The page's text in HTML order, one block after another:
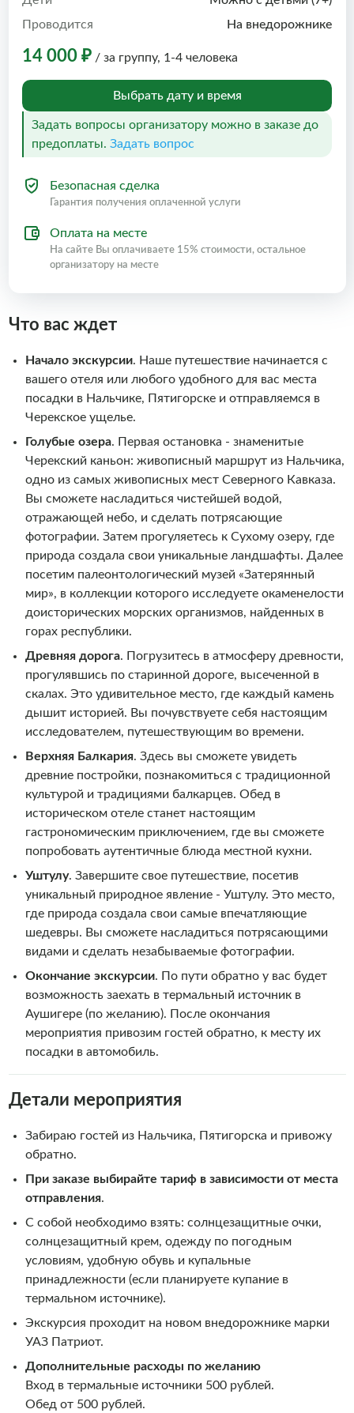
Проводится
На внедорожнике
14 000 ₽ / за группу, 1-4 человека
Выбрать дату и время
Задать вопросы организатору можно в заказе до
предоплаты. Задать вопрос
Безопасная сделка
Гарантия получения оплаченной услуги
Оплата на месте
На сайте Вы оплачиваете 15% стоимости, остальное
организатору на месте
Что вас ждет
Начало экскурсии. Наше путешествие начинается с
вашего отеля или любого удобного для вас места
посадки в Нальчике, Пятигорске и отправляемся в
Черекское ущелье.
Голубые озера. Первая остановка - знаменитые
Черекский каньон: живописный маршрут из Нальчика,
одно из самых живописных мест Северного Кавказа.
Вы сможете насладиться чистейшей водой,
отражающей небо, и сделать потрясающие
фотографии. Затем прогуляетесь к Сухому озеру, где
природа создала свои уникальные ландшафты. Далее
посетим палеонтологический музей «Затерянный
мир», в коллекции которого исследуете окаменелости
доисторических морских организмов, найденных в
горах республики.
Древняя дорога. Погрузитесь в атмосферу древности,
прогулявшись по старинной дороге, высеченной в
скалах. Это удивительное место, где каждый камень
дышит историей. Вы почувствуете себя настоящим
исследователем, путешествующим во времени.
Верхняя Балкария. Здесь вы сможете увидеть
древние постройки, познакомиться с традиционной
культурой и традициями балкарцев. Обед в
историческом отеле станет настоящим
гастрономическим приключением, где вы сможете
попробовать аутентичные блюда местной кухни.
Уштулу. Завершите свое путешествие, посетив
уникальный природное явление - Уштулу. Это место,
где природа создала свои самые впечатляющие
шедевры. Вы сможете насладиться потрясающими
видами и сделать незабываемые фотографии.
Окончание экскурсии. По пути обратно у вас будет
возможность заехать в термальный источник в
Аушигере (по желанию). После окончания
мероприятия привозим гостей обратно, к месту их
посадки в автомобиль.
Детали мероприятия
Забираю гостей из Нальчика, Пятигорска и привожу
обратно.
При заказе выбирайте тариф в зависимости от места
отправления.
С собой необходимо взять: солнцезащитные очки,
солнцезащитный крем, одежду по погодным
условиям, удобную обувь и купальные
принадлежности (если планируете купание в
термальном источнике).
Экскурсия проходит на новом внедорожнике марки
УАЗ Патриот.
Дополнительные расходы по желанию
Вход в термальные источники 500 рублей.
Обед от 500 рублей.